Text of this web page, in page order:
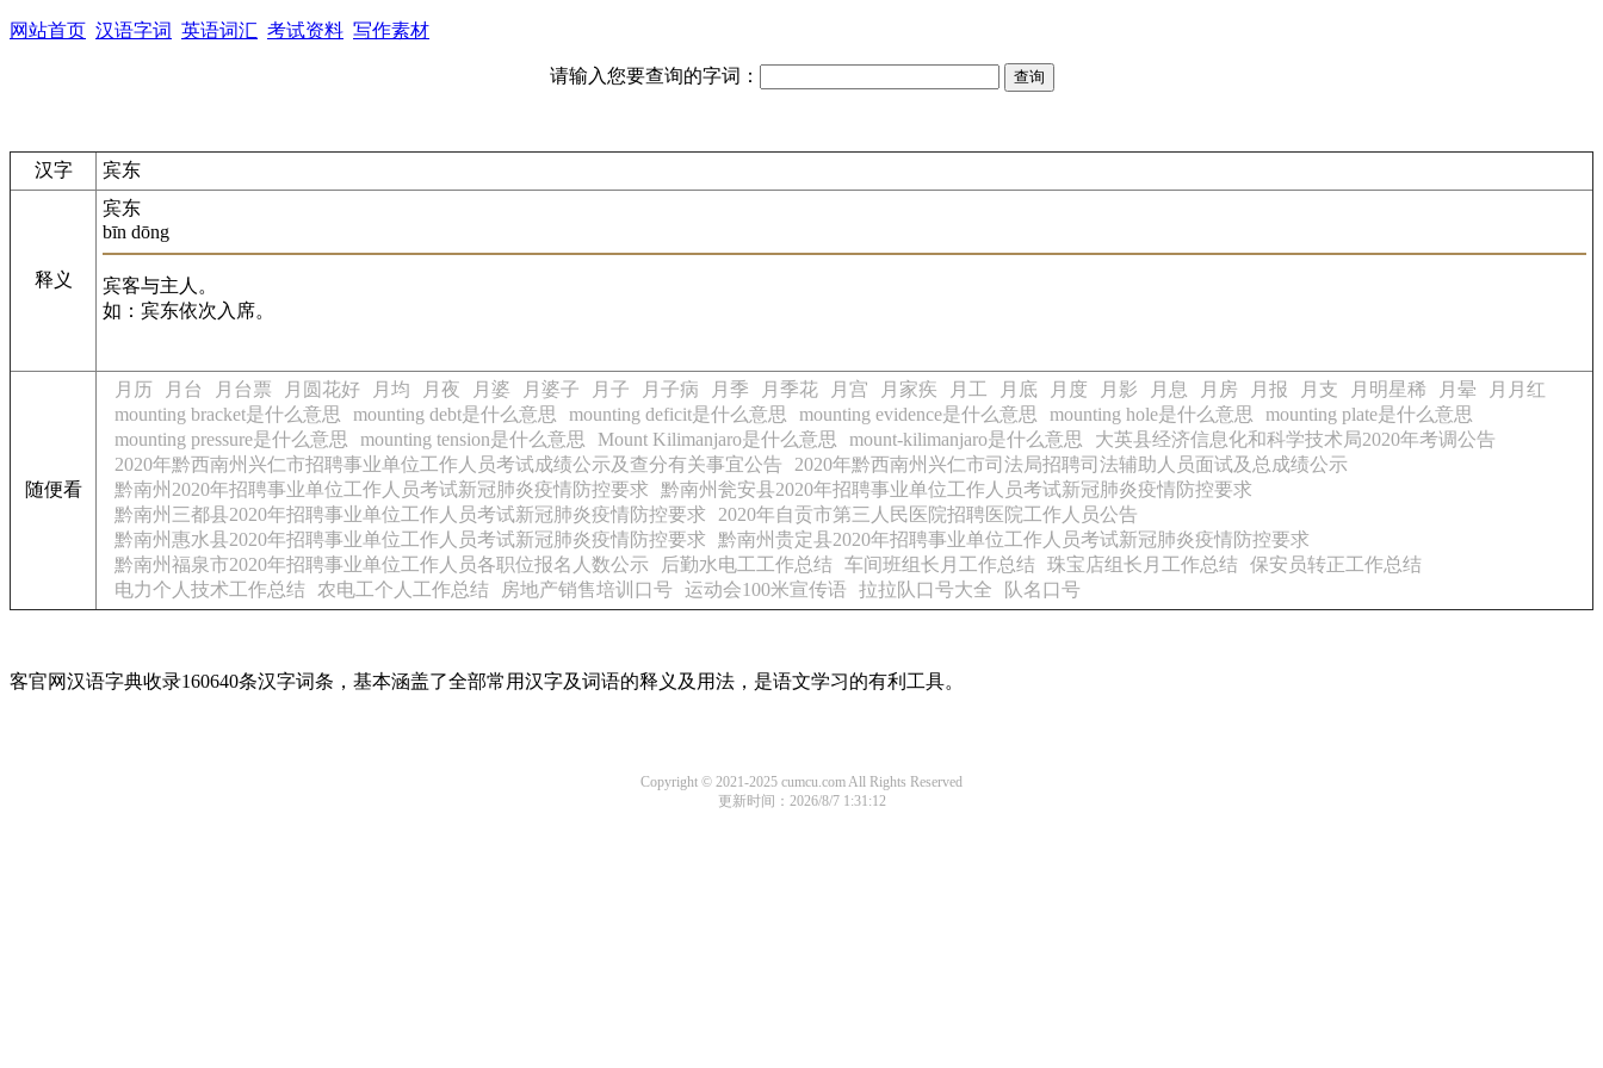
网站首页 汉语字词 英语词汇 考试资料 写作素材
请输入您要查询的字词：
汉字 宾东
释义
宾东
bīn dōng
宾客与主人。
如：宾东依次入席。
随便看
月历 月台 月台票 月圆花好 月均 月夜 月婆 月婆子 月子 月子病 月季 月季花 月宫 月家疾 月工 月底 月度 月影 月息 月房 月报 月支 月明星稀 月晕
月月红
mounting bracket是什么意思
mounting debt是什么意思 mounting deficit是什么意思 mounting evidence是什么意思 mounting hole是什么意思
mounting plate是什么意思
mounting pressure是什么意思
mounting tension是什么意思 Mount Kilimanjaro是什么意思 mount-kilimanjaro是什么意思
大英县经济信息化和科学技术局2020年考调公告
2020年黔西南州兴仁市招聘事业单位工作人员考试成绩公示及查分有关事宜公告
2020年黔西南州兴仁市司法局招聘司法辅助人员面试及总成绩公示
黔南州2020年招聘事业单位工作人员考试新冠肺炎疫情防控要求
黔南州瓮安县2020年招聘事业单位工作人员考试新冠肺炎疫情防控要求
黔南州三都县2020年招聘事业单位工作人员考试新冠肺炎疫情防控要求
2020年自贡市第三人民医院招聘医院工作人员公告
黔南州惠水县2020年招聘事业单位工作人员考试新冠肺炎疫情防控要求
黔南州贵定县2020年招聘事业单位工作人员考试新冠肺炎疫情防控要求
黔南州福泉市2020年招聘事业单位工作人员各职位报名人数公示
后勤水电工工作总结 车间班组长月工作总结 珠宝店组长月工作总结 保安员转正工作总结
电力个人技术工作总结
农电工个人工作总结 房地产销售培训口号 运动会100米宣传语 拉拉队口号大全 队名口号
客官网汉语字典收录160640条汉字词条，基本涵盖了全部常用汉字及词语的释义及用法，是语文学习的有利工具。
Copyright © 2021-2025 cumcu.com All Rights Reserved
更新时间：2026/8/7 1:31:12